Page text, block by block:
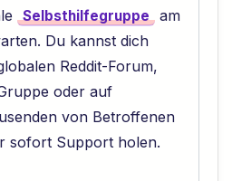
Selbsthilfegruppe
am
Du kannst dich
Reddit-Forum,
oder auf
von Betroffenen
sofort Support holen.